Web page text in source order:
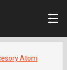
Atom